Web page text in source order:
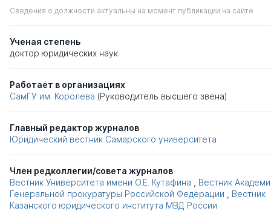
Сведения о должности актуальны на момент публикации на сайте
Ученая степень
доктор юридических наук
Работает в организациях
СамГУ им. Королева (Руководитель высшего звена)
Главный редактор журналов
Юридический вестник Самарского университета
Член редколлегии/совета журналов
Вестник Университета имени О.Е. Кутафина
Вестник
Генеральной прокуратуры Российской Федерации
Вестник
Казанского юридического института МВД России